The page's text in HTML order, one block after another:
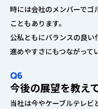
時には会社のメンバーでゴ
こともあります。
公私ともにバランスの良い
進めやすさにもつながって
Q6
今後の展望を教え
当社は今やケーブルテレビ